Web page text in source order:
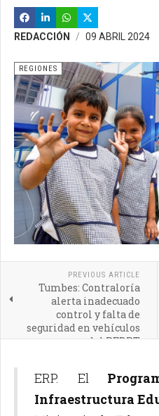
REDACCIÓN 09 ABRIL 2024
REGIONES
PREVIOUS ARTICLE
Tumbes: Contraloría
alerta inadecuado
control y falta de
seguridad en vehículos
del PEBPT
ERP. El
Infraestructura